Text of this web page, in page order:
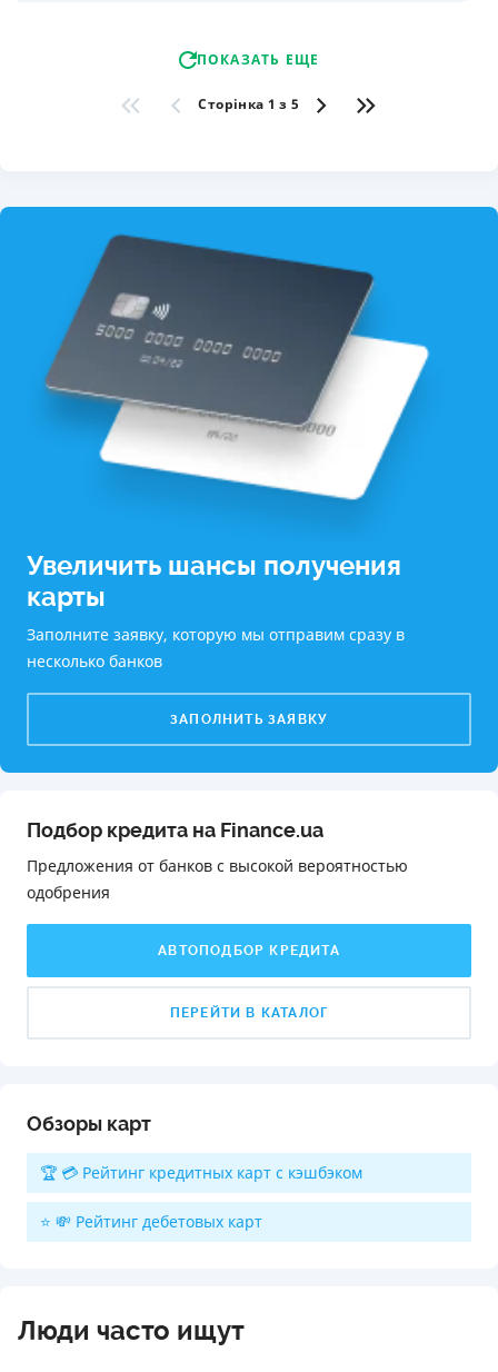
ПОКАЗАТЬ ЕЩЕ
Сторінка 1 з 5
Люди часто ищут
Увеличить шансы получения
карты
Заполните заявку, которую мы отправим сразу в
несколько банков
ЗАПОЛНИТЬ ЗАЯВКУ
Подбор кредита на Finance.ua
Предложения от банков с высокой вероятностью
одобрения️
АВТОПОДБОР КРЕДИТА
ПЕРЕЙТИ В КАТАЛОГ
Обзоры карт
🏆 💳 Рейтинг кредитных карт с кэшбэком
⭐ 💸 Рейтинг дебетовых карт